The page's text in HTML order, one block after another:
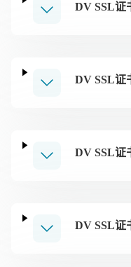
DV SSL证
DV SSL证
DV SSL证
DV SSL证